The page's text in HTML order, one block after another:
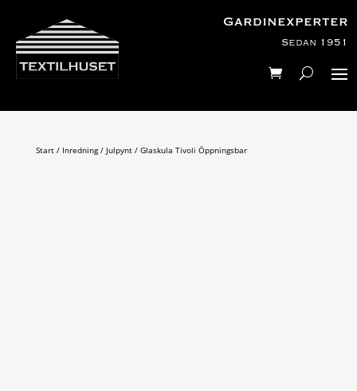
Gardinexperter
Sedan 1951
Start/ Inredning/ Julpynt/ Glaskula Tivoli Öppningsbar